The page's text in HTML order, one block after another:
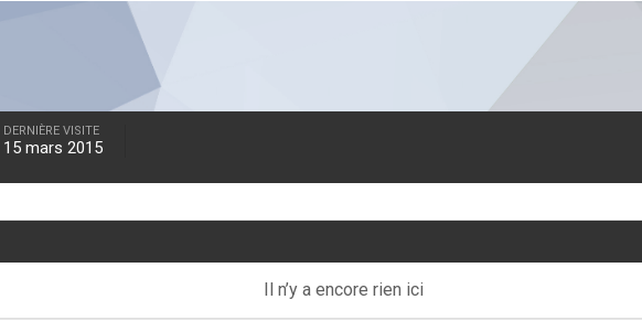
DERNIÈRE VISITE
15 mars 2015
Il n’y a encore rien ici